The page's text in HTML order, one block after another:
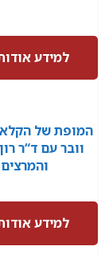
למידע
המופת של
וובר עם ד“ר
למידע